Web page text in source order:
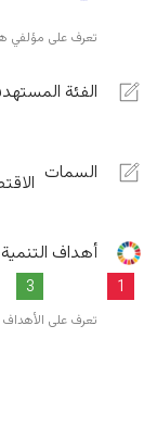
تعرف على مؤلفي
الفئة
السمات
أهداف
1
3
تعرف على الأهداف